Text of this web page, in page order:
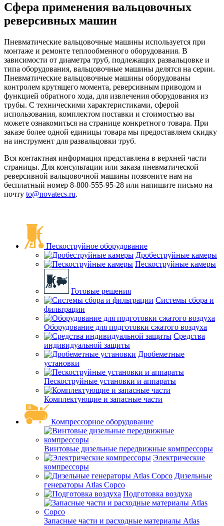
Сфера применения вальцовочных
реверсивных машин
Пневматические вальцовочные машины используется при
монтаже и ремонте теплообменного оборудования. В
зависимости от диаметра труб, подлежащих развальцовке и
типа оборудования, вальцовочные машины делятся на серии.
Пневматические вальцовочные машины оборудованы
контролем крутящего момента, реверсивным приводом и
функцией обратного хода, для извлечения оборудования из
трубы. С техническими характеристиками, сферой
использования, комплектом поставки и стоимостью вы
можете ознакомиться на странице конкретного товара. При
заказе более одной единицы товара мы предоставляем скидку
на инструмент для развальцовки труб.
Вся контактная информация представлена в верхней части
страницы. Для консультации или заказа пневматической
реверсивной вальцовочной машины позвоните нам на
бесплатный номер 8-800-555-95-28 или напишите письмо на
почту to@novatecs.ru.
Пескоструйное оборудование
Дробеструйные камеры
Пескоструйные камеры
Готовые решения
Системы сбора и
фильтрации
Оборудование для подготовки сжатого воздуха
Средства
индивидуальной защиты
Дробеметные
установки
Пескоструйные установки и аппараты
Комплектующие и запасные части
Компрессорное оборудование
Винтовые дизельные передвижные компрессоры
Электрические
компрессоры
Дизельные
генераторы Atlas Copco
Подготовка воздуха
Запасные части и расходные материалы Atlas